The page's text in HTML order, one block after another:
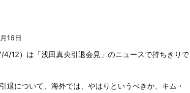
16日
4/12）は「浅田真央引退会見」のニュースで持ちきりで
退について、海外では、やはりというべきか、キム・